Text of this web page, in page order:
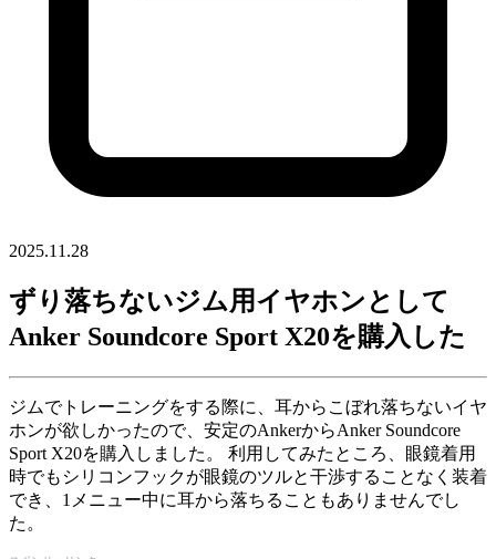
2025.11.28
ずり落ちないジム用イヤホンとして
Anker Soundcore Sport X20を購入した
ジムでトレーニングをする際に、耳からこぼれ落ちないイヤ
ホンが欲しかったので、安定のAnkerからAnker Soundcore
Sport X20を購入しました。 利用してみたところ、眼鏡着用
時でもシリコンフックが眼鏡のツルと干渉することなく装着
でき、1メニュー中に耳から落ちることもありませんでし
た。